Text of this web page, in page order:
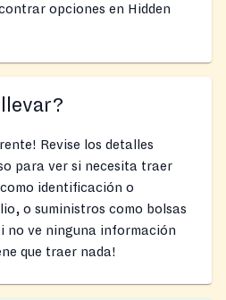
opciones en Hidden
Revise los detalles
para ver si necesita traer
identificación o
o suministros como bolsas
no ve ninguna información
que traer nada!